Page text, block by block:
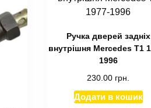
Ручка дверей задніх
внутрішня Mercedes T1
1996
230.00 грн.
Додати в кошик